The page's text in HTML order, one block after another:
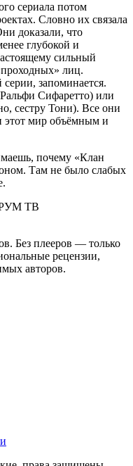
сериала потом
Словно их связала
доказали, что
глубокой и
сильный
лиц.
запоминается.
Сифаретто) или
сестру Тони). Все они
этот мир объёмным и
почему «Клан
Там не было слабых
ТВ
Без плееров — только
рецензии,
авторов.